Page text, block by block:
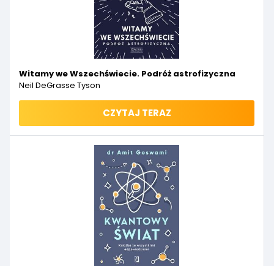
Witamy we Wszechświecie. Podróż astrofizyczna
Neil DeGrasse Tyson
CZYTAJ TERAZ